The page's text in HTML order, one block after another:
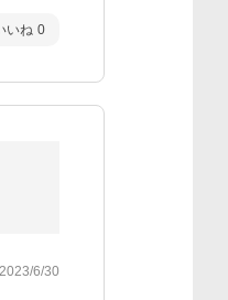
いね 0
2023/6/30